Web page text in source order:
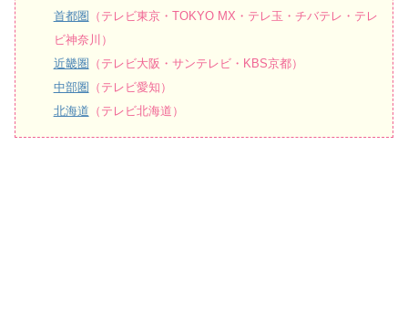
首都圏 （テレビ東京・TOKYO MX・テレ玉・チバテレ・テレ
ビ神奈川）
近畿圏 （テレビ大阪・サンテレビ・KBS京都）
中部圏 （テレビ愛知）
北海道 （テレビ北海道）